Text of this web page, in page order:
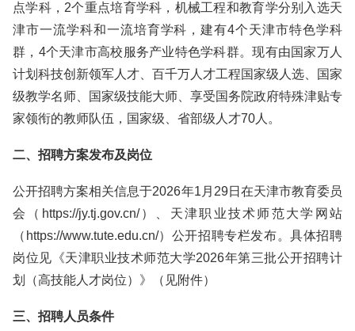
点学科，2个重点培育学科，机械工程和教育学分别入选天
津市一流学科和一流培育学科，建有4个天津市特色学科
群，4个天津市高校服务产业特色学科群。现有由国家万人
计划科技创新领军人才、百千万人才工程国家级人选、国家
级教学名师、国家级技能大师、享受国务院政府特殊津贴专
家领衔的教师队伍，国家级、省部级人才70人。
二、招聘方案发布及岗位
公开招聘方案相关信息于2026年1月29日在天津市教育委员
会（https://jy.tj.gov.cn/）、天津职业技术师范大学网站
（https://www.tute.edu.cn/）公开招聘专栏发布。具体招聘
岗位见《天津职业技术师范大学2026年第三批公开招聘计
划（高技能人才岗位）》（见附件）
三、招聘人员条件